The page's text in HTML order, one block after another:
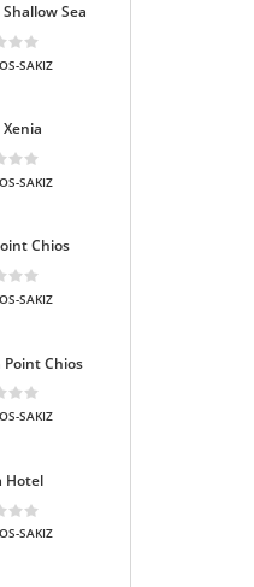
Sea
SAKIZ
SAKIZ
Chios
SAKIZ
Point Chios
SAKIZ
Hotel
SAKIZ